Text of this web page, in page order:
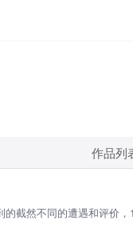
作品列
截然不同的遭遇和评价